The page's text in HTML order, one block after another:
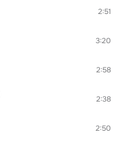
2:51
3:20
2:58
2:38
2:50